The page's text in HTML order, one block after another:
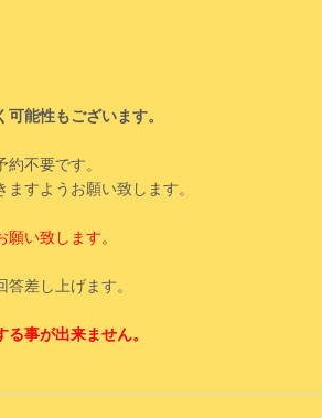
能性もございます。
不要です。
すようお願い致します。
い致します。
差し上げます。
事が出来ません。